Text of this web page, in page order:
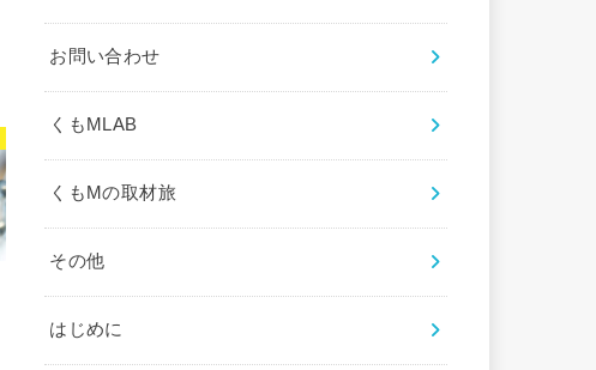
お問い合わせ
くもMLAB
くもMの取材旅
その他
はじめに